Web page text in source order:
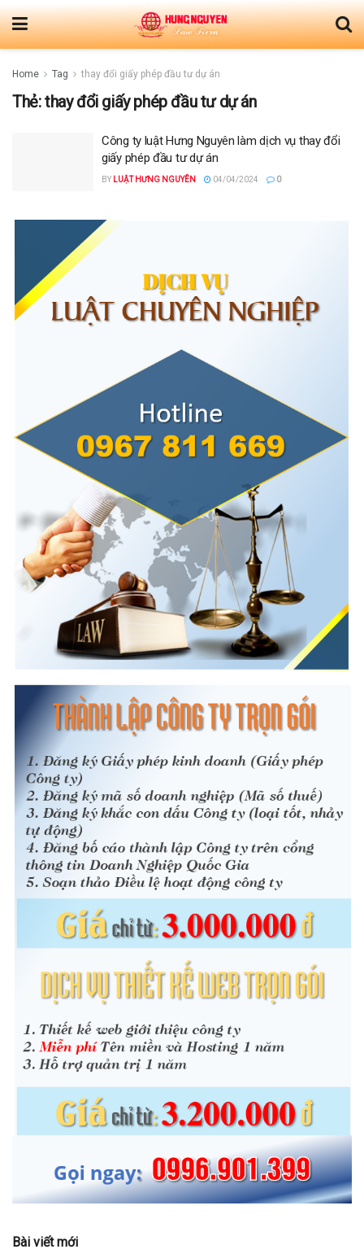
Home Tag thay đổi giấy phép đầu tư dự án
Thẻ:thay đổi giấy phép đầu tư dự án
Công ty luật Hưng Nguyên làm dịch vụ thay đổi
giấy phép đầu tư dự án
BY LUẬT HƯNG NGUYÊN 04/04/2024 0
Bài viết mới